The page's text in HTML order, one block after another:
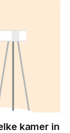
kamer in